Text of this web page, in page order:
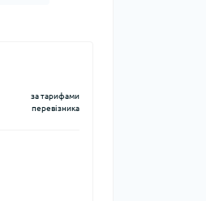
за тарифами
перевізника